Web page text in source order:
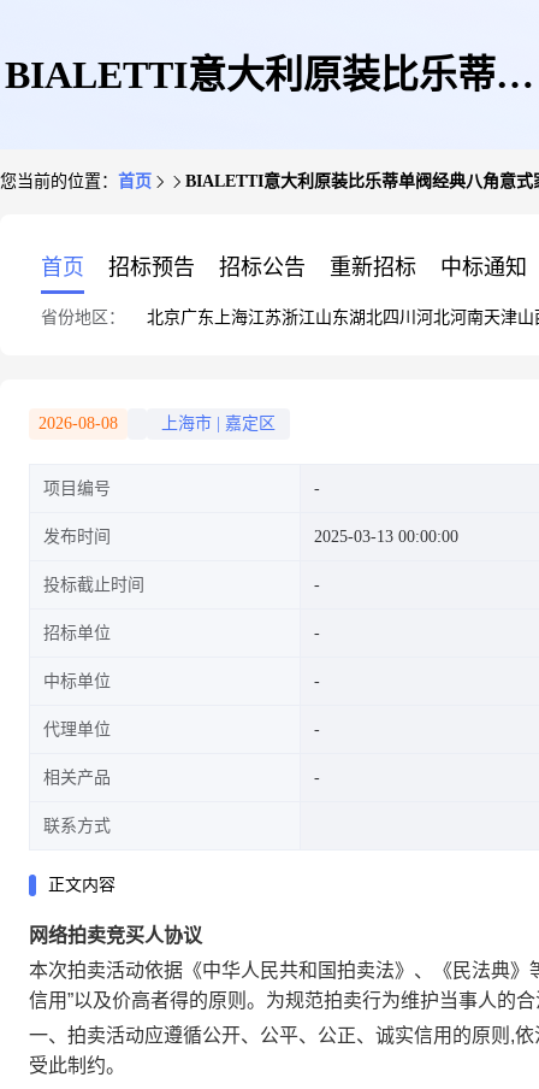
BIALETTI意大利原装比乐蒂单
您当前的位置： 首页 BIALETTI意大利原装比乐蒂单阀经典八角意式
首页 招标预告 招标公告 重新招标 中标通知
省份地区： 北京广东 上海江苏浙江山东湖北四川 河北河南天津山
2026-08-08 上海市 嘉定区
项目编号
发布时间 2025-03-13 00:00:00
投标截止时间
招标单位
中标单位
代理单位
相关产品
联系方式
正文内容
网络拍卖竞买人协议
本次拍卖活动依据《中华人民共和国拍卖法》、《民法典
信用”以及价高者得的原则。为规范拍卖行为维护当事人的
一、拍卖活动应遵循公开、公平、公正、诚实信用的原则,
受此制约。